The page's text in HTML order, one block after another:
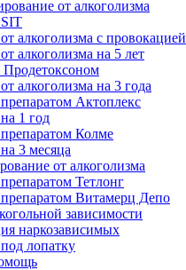
от алкоголизма
алкоголизма с провокацией
алкоголизма на 5 лет
алкоголизма на 3 года
Актоплекс
1 год
Колме
3 месяца
от алкоголизма
Тетлонг
Витамерц Депо
зависимости
наркозависимых
лопатку